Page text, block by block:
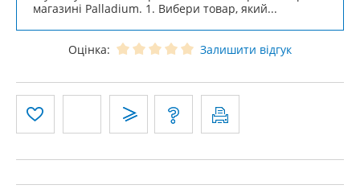
магазині Palladium. 1. Вибери товар, який...
Оцінка: Залишити відгук